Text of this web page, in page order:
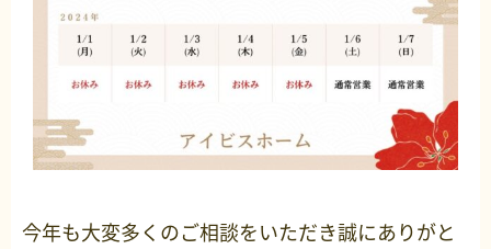
今年も大変多くのご相談をいただき誠にありがと